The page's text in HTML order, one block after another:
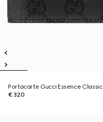
Portacarte Gucci Essence Classic
€ 320